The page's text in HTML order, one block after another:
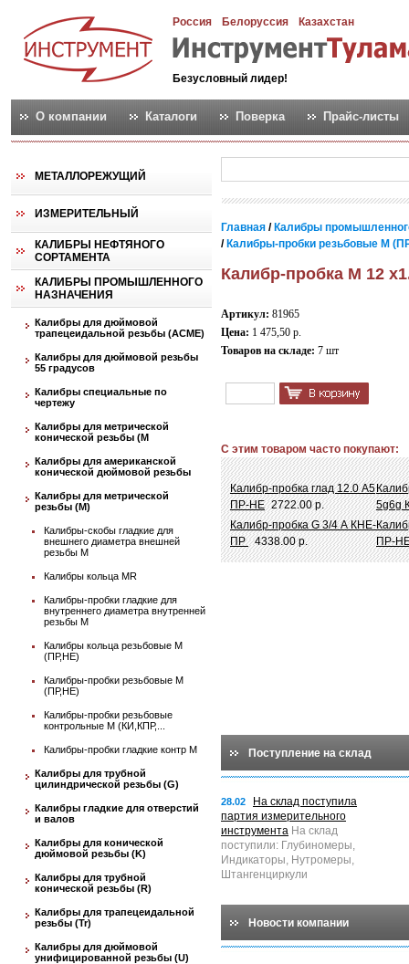
Россия Белоруссия Казахстан
Безусловный лидер!
О компании Каталоги Поверка Прайс-листы
МЕТАЛЛОРЕЖУЩИЙ
ИЗМЕРИТЕЛЬНЫЙ
КАЛИБРЫ НЕФТЯНОГО
СОРТАМЕНТА
КАЛИБРЫ ПРОМЫШЛЕННОГО
НАЗНАЧЕНИЯ
Калибры для дюймовой
трапецеидальной резьбы (АСМЕ)
Калибры для дюймовой резьбы
55 градусов
Калибры специальные по
чертежу
Калибры для метрической
конической резьбы (М
Калибры для американской
конической дюймовой резьбы
Калибры для метрической
резьбы (М)
Калибры-скобы гладкие для
внешнего диаметра внешней
резьбы М
Калибры кольца MR
Калибры-пробки гладкие для
внутреннего диаметра внутренней
резьбы М
Калибры кольца резьбовые М
(ПР,НЕ)
Калибры-пробки резьбовые М
(ПР,НЕ)
Калибры-пробки резьбовые
контрольные М (КИ,КПР,...
Калибры-пробки гладкие контр М
Калибры для трубной
цилиндрической резьбы (G)
Калибры гладкие для отверстий
и валов
Калибры для конической
дюймовой резьбы (K)
Калибры для трубной
конической резьбы (R)
Калибры для трапецеидальной
резьбы (Tr)
Калибры для дюймовой
унифицированной резьбы (U)
Главная / Калибры
/ Калибры-пробки резьбовые М
Калибр-пробка М 12
Артикул: 81965
Цена: 1 475,50 р.
Товаров на складе: 7 шт
С этим товаром часто покупают:
Калибр-пробка глад 12.0 A5
ПР-НЕ 2722.00 р.
5g6g
Калибр-пробка G 3/4 А КНЕ-
ПР 4338.00 р.
ПР-
Поступление на склад
28.02
На склад поступила
партия измерительного
инструмента На склад
поступили: Глубиномеры,
Индикаторы, Нутромеры,
Штангенциркули
Новости компании